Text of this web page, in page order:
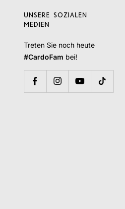
UNSERE SOZIALEN
MEDIEN
Treten Sie noch heute
#CardoFam bei!